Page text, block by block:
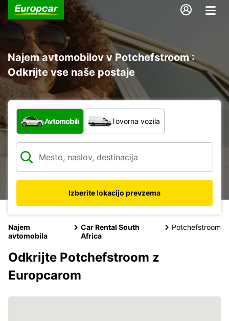
Najem avtomobilov v Potchefstroom :
Odkrijte vse naše postaje
Katera vrsta vozila?
Avtomobili Tovorna vozila
Izberite lokacijo prevzema
Najem
avtomobila
Car Rental South
Africa
Potchefstroom
Odkrijte Potchefstroom z
Europcarom